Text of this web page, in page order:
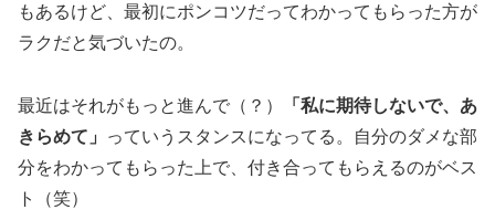
もあるけど、最初にポンコツだってわかってもらった方が
ラクだと気づいたの。
最近はそれがもっと進んで（？）
「私に期待しないで、あ
きらめて」
っていうスタンスになってる。自分のダメな部
分をわかってもらった上で、付き合ってもらえるのがベス
ト（笑）